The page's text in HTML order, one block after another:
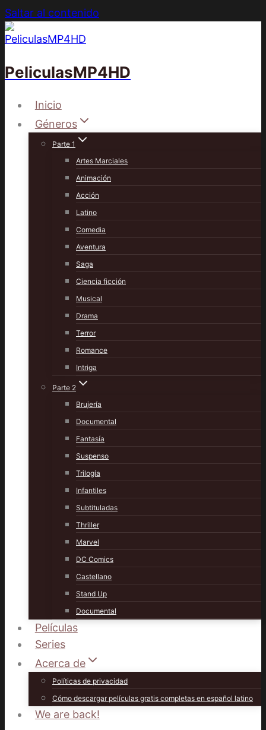
Saltar al contenido
PeliculasMP4HD
Inicio
Géneros
Parte 1
Artes Marciales
Animación
Acción
Latino
Comedia
Aventura
Saga
Ciencia ficción
Musical
Drama
Terror
Romance
Intriga
Parte 2
Brujería
Documental
Fantasía
Suspenso
Trilogía
Infantiles
Subtituladas
Thriller
Marvel
DC Comics
Castellano
Stand Up
Documental
Películas
Series
Acerca de
Políticas de privacidad
Cómo descargar películas gratis completas en español latino
We are back!